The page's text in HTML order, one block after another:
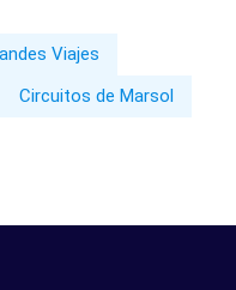
Viajes
Circuitos de Marsol